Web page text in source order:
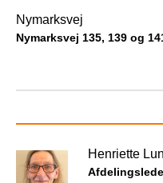
Nymarksvej
Nymarksvej 135, 139 og
Henriette